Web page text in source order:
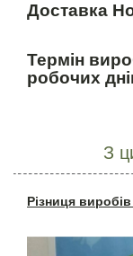
Доставка
Термін
робочих
З
Різниця